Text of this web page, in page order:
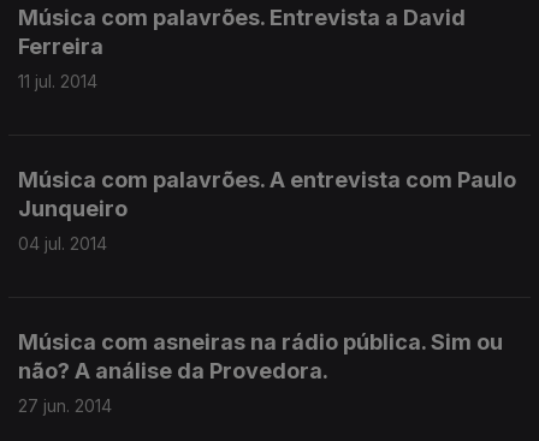
Música com palavrões. Entrevista a David
Ferreira
11 jul. 2014
Música com palavrões. A entrevista com Paulo
Junqueiro
04 jul. 2014
Música com asneiras na rádio pública. Sim ou
não? A análise da Provedora.
27 jun. 2014